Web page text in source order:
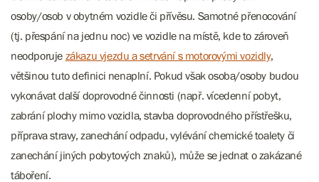
osoby/osob v obytném vozidle či přívěsu. Samotné přenocování
(tj. přespání na jednu noc) ve vozidle na místě, kde to zároveň
neodporuje zákazu vjezdu a setrvání s motorovými vozidly,
většinou tuto definici nenaplní. Pokud však osoba/osoby budou
vykonávat další doprovodné činnosti (např. vícedenní pobyt,
zabrání plochy mimo vozidla, stavba doprovodného přístřešku,
příprava stravy, zanechání odpadu, vylévání chemické toalety či
zanechání jiných pobytových znaků), může se jednat o zakázané
táboření.